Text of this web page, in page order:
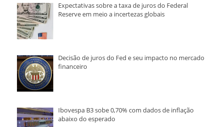
Expectativas sobre a taxa de juros do Federal
Reserve em meio a incertezas globais
Decisão de juros do Fed e seu impacto no mercado
financeiro
Ibovespa B3 sobe 0,70% com dados de inflação
abaixo do esperado